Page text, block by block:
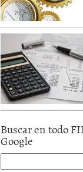
Buscar en todo
Google